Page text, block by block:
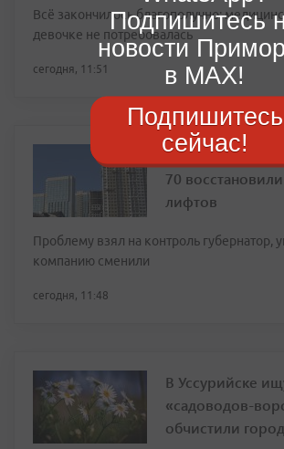
Всё закончилось благополучно:
девочке не потребовалась
сегодня, 11:51
Во
70
лифтов
Проблему взял на контроль губернатор,
компанию сменили
сегодня, 11:48
В Уссурийске
«садоводов-
обчистили
Подпишитесь
новости
в MAX!
Подпишитесь
сейчас!